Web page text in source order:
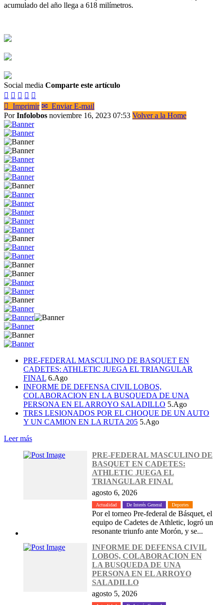
acumulado del año llega a 618 milímetros.
Social media Comparte este artículo
    
 Imprimir ✉ Enviar E-mail
PorInfolobos noviembre 16, 2023 07:53 Volver a la Home
PRE-FEDERAL MASCULINO DE BASQUET EN
CADETES: ATHLETIC JUEGA EL TRIANGULAR
FINAL 6.Ago
INFORME DE DEFENSA CIVIL LOBOS,
COLABORACION EN LA BUSQUEDA DE UNA
PERSONA EN EL ARROYO SALADILLO 5.Ago
TRES LESIONADOS POR EL CHOQUE DE UN AUTO
Y UN CAMION EN LA RUTA 205 5.Ago
Leer más
PRE-FEDERAL MASCULINO DE
BASQUET EN CADETES:
ATHLETIC JUEGA EL
TRIANGULAR FINAL
agosto 6, 2026
Actualidad De Interés General Deportes
Por el torneo Pre-federal de Básquet, el
equipo de Cadetes de Athletic, logró un
resonante triunfo ante Morón, y se...
INFORME DE DEFENSA CIVIL
LOBOS, COLABORACION EN
LA BUSQUEDA DE UNA
PERSONA EN EL ARROYO
SALADILLO
agosto 5, 2026